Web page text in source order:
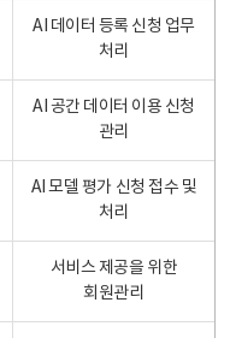
AI 데이터 등록 신청 업무
처리
AI 공간 데이터 이용 신청
관리
AI 모델 평가 신청 접수 및
처리
서비스 제공을 위한
회원관리